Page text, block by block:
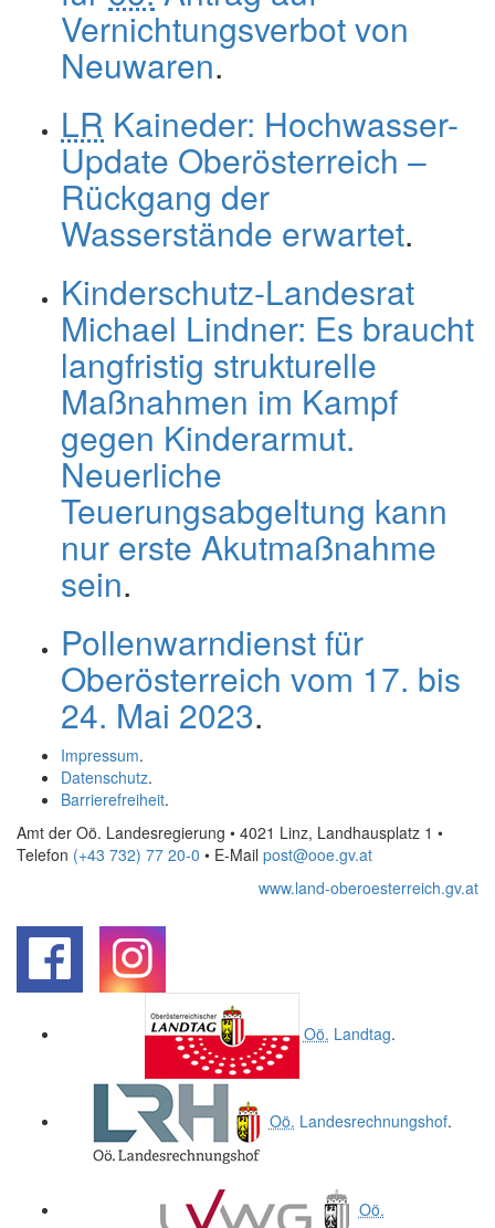
Vernichtungsverbot von
Neuwaren.
LR Kaineder: Hochwasser-
Update Oberösterreich –
Rückgang der
Wasserstände erwartet.
Kinderschutz-Landesrat
Michael Lindner: Es braucht
langfristig strukturelle
Maßnahmen im Kampf
gegen Kinderarmut.
Neuerliche
Teuerungsabgeltung kann
nur erste Akutmaßnahme
sein.
Pollenwarndienst für
Oberösterreich vom 17. bis
24. Mai 2023.
Impressum.
Datenschutz.
Barrierefreiheit.
Amt der Oö. Landesregierung • 4021 Linz, Landhausplatz 1 •
Telefon (+43 732) 77 20-0 • E-Mail post@ooe.gv.at
www.land-oberoesterreich.gv.at
Oö. Landtag.
Oö. Landesrechnungshof.
Oö.